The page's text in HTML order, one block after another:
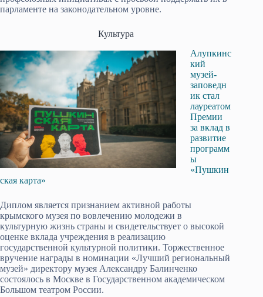
парламенте на законодательном уровне.
Культура
Алупкинс
кий
музей-
заповедн
ик стал
лауреатом
Премии
за вклад в
развитие
программ
ы
«Пушкин
ская карта»
Диплом является признанием активной работы
крымского музея по вовлечению молодежи в
культурную жизнь страны и свидетельствует о высокой
оценке вклада учреждения в реализацию
государственной культурной политики. Торжественное
вручение награды в номинации «Лучший региональный
музей» директору музея Александру Балинченко
состоялось в Москве в Государственном академическом
Большом театром России.